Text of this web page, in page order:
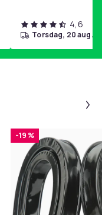
4,6
torsdag, 20 aug.
-19 %